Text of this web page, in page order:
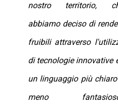
nostro territorio,
abbiamo deciso di
fruibili attraverso
di tecnologie innovative
un linguaggio più
meno